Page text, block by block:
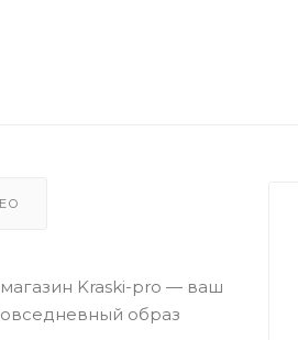
магазин Kraski-pro — ваш
образ